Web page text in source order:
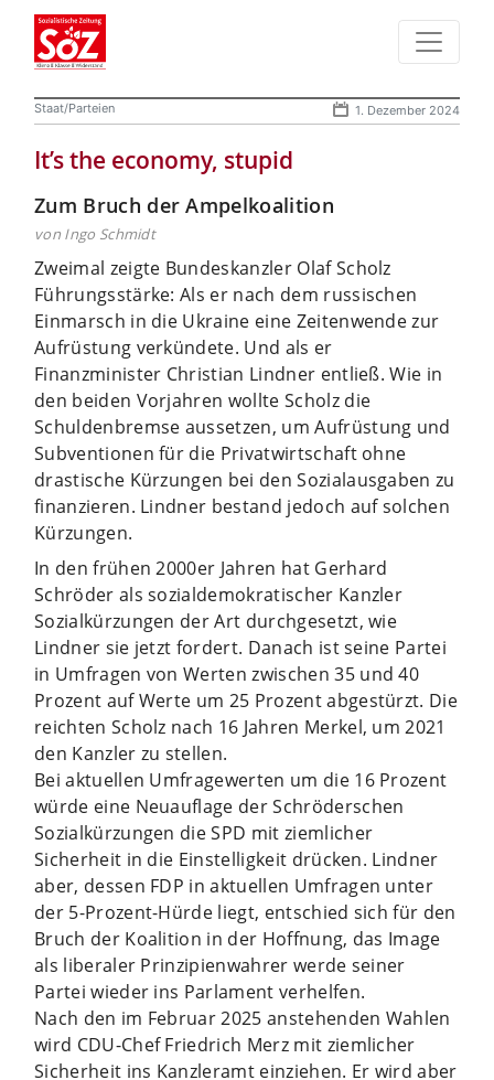
Staat/Parteien 1. Dezember 2024
It’s the economy, stupid
Zum Bruch der Ampelkoalition
von Ingo Schmidt
Zweimal zeigte Bundeskanzler Olaf Scholz
Führungsstärke: Als er nach dem russischen
Einmarsch in die Ukraine eine Zeitenwende zur
Aufrüstung verkündete. Und als er
Finanzminister Christian Lindner entließ. Wie in
den beiden Vorjahren wollte Scholz die
Schuldenbremse aussetzen, um Aufrüstung und
Subventionen für die Privatwirtschaft ohne
drastische Kürzungen bei den Sozialausgaben zu
finanzieren. Lindner bestand jedoch auf solchen
Kürzungen.
In den frühen 2000er Jahren hat Gerhard
Schröder als sozialdemokratischer Kanzler
Sozialkürzungen der Art durchgesetzt, wie
Lindner sie jetzt fordert. Danach ist seine Partei
in Umfragen von Werten zwischen 35 und 40
Prozent auf Werte um 25 Prozent abgestürzt. Die
reichten Scholz nach 16 Jahren Merkel, um 2021
den Kanzler zu stellen.
Bei aktuellen Umfragewerten um die 16 Prozent
würde eine Neuauflage der Schröderschen
Sozialkürzungen die SPD mit ziemlicher
Sicherheit in die Einstelligkeit drücken. Lindner
aber, dessen FDP in aktuellen Umfragen unter
der 5-Prozent-Hürde liegt, entschied sich für den
Bruch der Koalition in der Hoffnung, das Image
als liberaler Prinzipienwahrer werde seiner
Partei wieder ins Parlament verhelfen.
Nach den im Februar 2025 anstehenden Wahlen
wird CDU-Chef Friedrich Merz mit ziemlicher
Sicherheit ins Kanzleramt einziehen. Er wird aber